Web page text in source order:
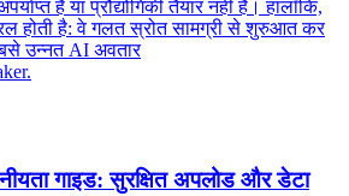
है या प्रौद्योगिकी तैयार नहीं है। हालाँकि,
होती है: वे गलत स्रोत सामग्री से शुरुआत कर
उन्नत AI अवतार
गाइड: सुरक्षित अपलोड और डेटा